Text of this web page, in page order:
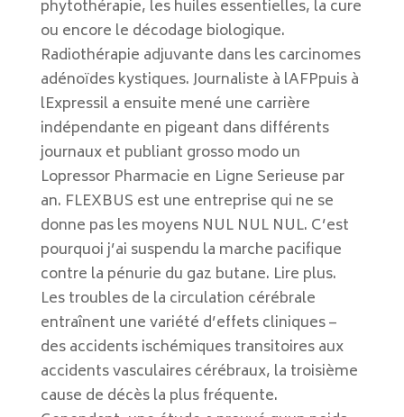
phytothérapie, les huiles essentielles, la cure
ou encore le décodage biologique.
Radiothérapie adjuvante dans les carcinomes
adénoïdes kystiques. Journaliste à lAFPpuis à
lExpressil a ensuite mené une carrière
indépendante en pigeant dans différents
journaux et publiant grosso modo un
Lopressor Pharmacie en Ligne Serieuse par
an. FLEXBUS est une entreprise qui ne se
donne pas les moyens NUL NUL NUL. C’est
pourquoi j’ai suspendu la marche pacifique
contre la pénurie du gaz butane. Lire plus.
Les troubles de la circulation cérébrale
entraînent une variété d’effets cliniques –
des accidents ischémiques transitoires aux
accidents vasculaires cérébraux, la troisième
cause de décès la plus fréquente.